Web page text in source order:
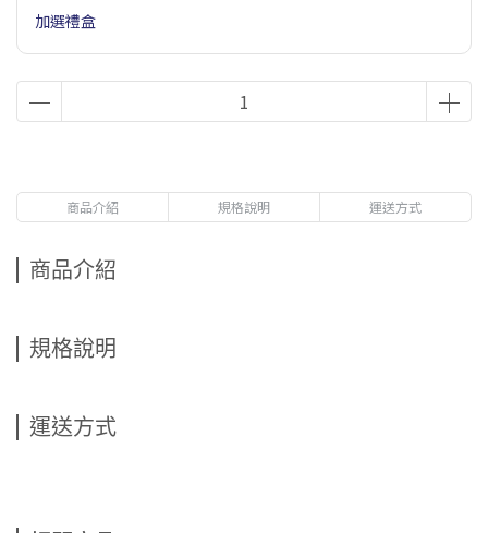
加選禮盒
商品介紹 規格說明 運送方式
商品介紹
規格說明
運送方式